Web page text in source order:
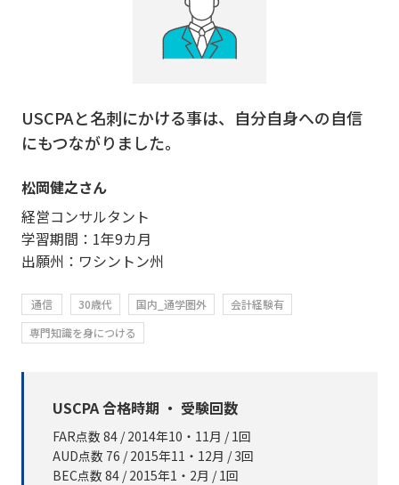
USCPAと名刺にかける事は、自分自身への自信
にもつながりました。
松岡健之さん
経営コンサルタント
学習期間：1年9カ月
出願州：ワシントン州
通信 30歳代 国内_通学圏外
会計経験有
専門知識を身につける
USCPA 合格時期 ・ 受験回数
FAR点数 84 / 2014年10・11月 / 1回
AUD点数 76 / 2015年11・12月 / 3回
BEC点数 84 / 2015年1・2月 / 1回